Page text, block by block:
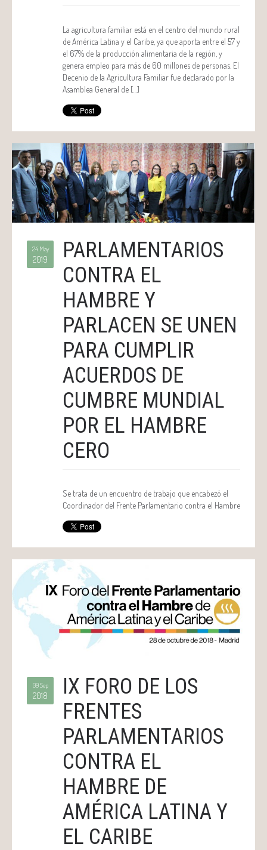
La agricultura familiar está en el centro del mundo rural
de América Latina y el Caribe, ya que aporta entre el 57 y
el 67% de la producción alimentaria de la región, y
genera empleo para más de 60 millones de personas. El
Decenio de la Agricultura Familiar fue declarado por la
Asamblea General de […]
24 May
2019
PARLAMENTARIOS
CONTRA EL
HAMBRE Y
PARLACEN SE UNEN
PARA CUMPLIR
ACUERDOS DE
CUMBRE MUNDIAL
POR EL HAMBRE
CERO
Se trata de un encuentro de trabajo que encabezó el
Coordinador del Frente Parlamentario contra el Hambre
09 Sep
2018
IX FORO DE LOS
FRENTES
PARLAMENTARIOS
CONTRA EL
HAMBRE DE
AMÉRICA LATINA Y
EL CARIBE